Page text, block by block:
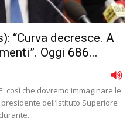
“Curva decresce. A
Oggi 686...
così che dovremo immaginare le
dell’Istituto Superiore